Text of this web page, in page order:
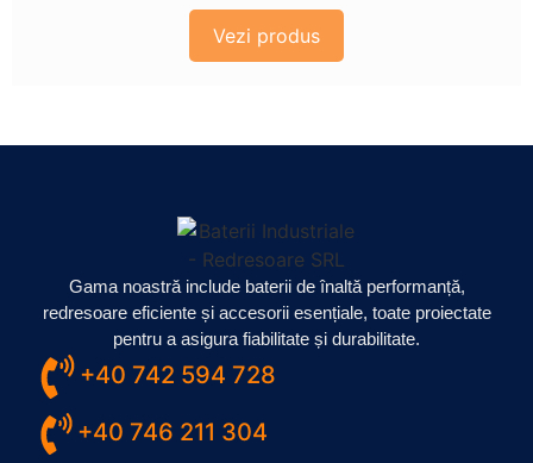
Vezi produs
Gama noastră include baterii de înaltă performanță,
redresoare eficiente și accesorii esențiale, toate proiectate
pentru a asigura fiabilitate și durabilitate.
+40 742 594 728
+40 746 211 304